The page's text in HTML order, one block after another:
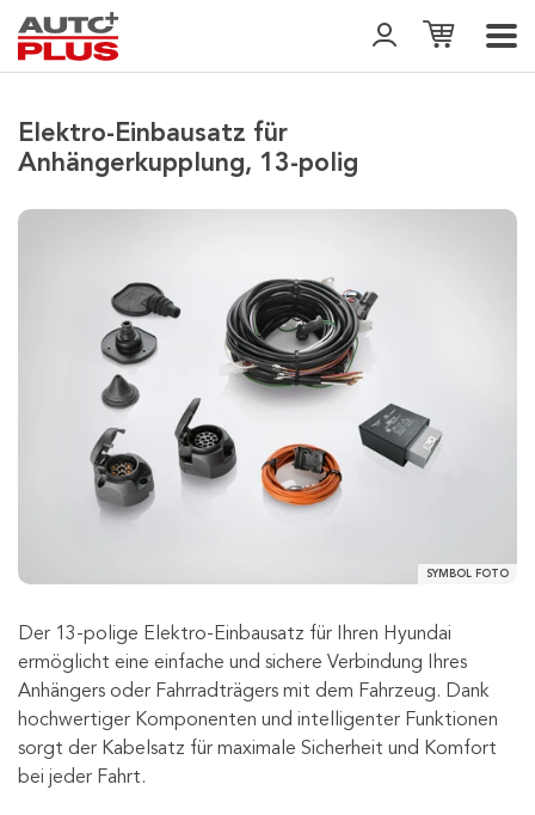
Elektro-Einbausatz für
Anhängerkupplung, 13-polig
SYMBOL FOTO
Der 13-polige Elektro-Einbausatz für Ihren Hyundai
ermöglicht eine einfache und sichere Verbindung Ihres
Anhängers oder Fahrradträgers mit dem Fahrzeug. Dank
hochwertiger Komponenten und intelligenter Funktionen
sorgt der Kabelsatz für maximale Sicherheit und Komfort
bei jeder Fahrt.